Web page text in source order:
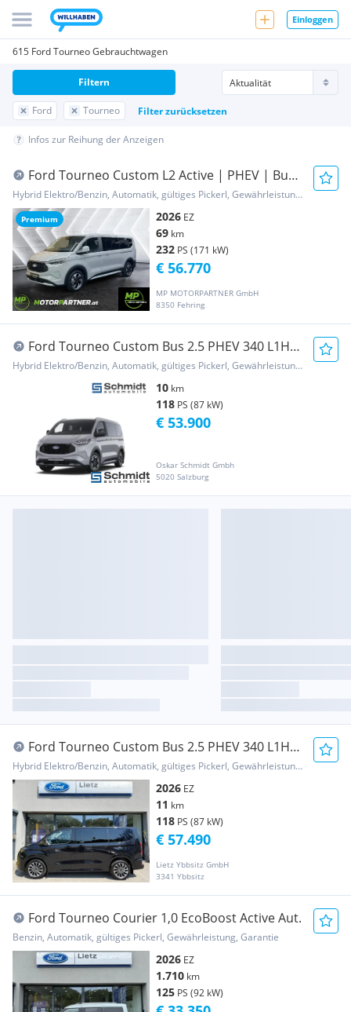
Einloggen
615 Ford Tourneo Gebrauchtwagen
Ford Tourneo Filter zurücksetzen
Filtern
Infos zur Reihung der Anzeigen
Premium
Ford Tourneo Custom L2 Active | PHEV | Bus
8-Sitze |...
Hybrid Elektro/Benzin, Automatik, gültiges Pickerl, Gewährleistung, Garantie
2026 EZ
69 km
232 PS (171 kW)
MP MOTORPARTNER GmbH
8350 Fehring
€ 56.770
Ford Tourneo Custom Bus 2.5 PHEV 340 L1H1
FWD Active...
Hybrid Elektro/Benzin, Automatik, gültiges Pickerl, Gewährleistung, Garantie
10 km
118 PS (87 kW)
Oskar Schmidt Gmbh
5020 Salzburg
€ 53.900
Ford Tourneo Custom Bus 2.5 PHEV 340 L1H1
FWD Titani...
Hybrid Elektro/Benzin, Automatik, gültiges Pickerl, Gewährleistung, Garantie
2026 EZ
11 km
118 PS (87 kW)
Lietz Ybbsitz GmbH
3341 Ybbsitz
€ 57.490
Ford Tourneo Courier 1,0 EcoBoost Active Aut.
Benzin, Automatik, gültiges Pickerl, Gewährleistung, Garantie
2026 EZ
1.710 km
125 PS (92 kW)